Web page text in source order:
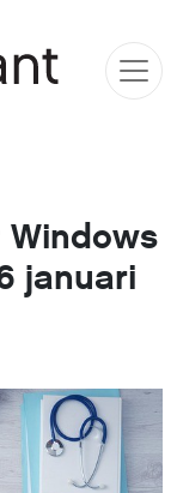
Windows
januari